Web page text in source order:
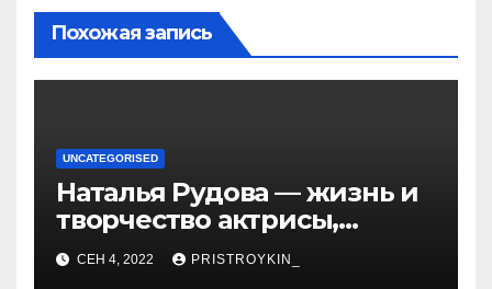
Похожая запись
UNCATEGORISED
Наталья Рудова — жизнь и
творчество актрисы,
популярные фильмы и
личные подробности
СЕН 4, 2022 PRISTROYKIN_